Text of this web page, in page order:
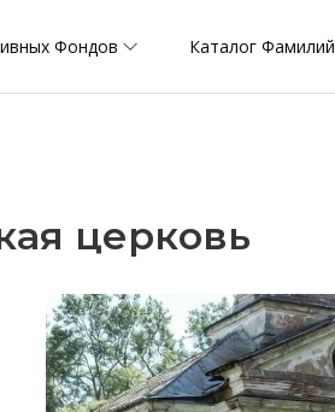
Фондов Каталог Фамилий
церковь